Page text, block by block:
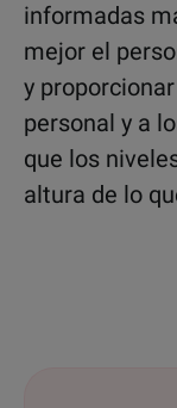
informadas
mejor el
y
personal y a
que los
altura de lo